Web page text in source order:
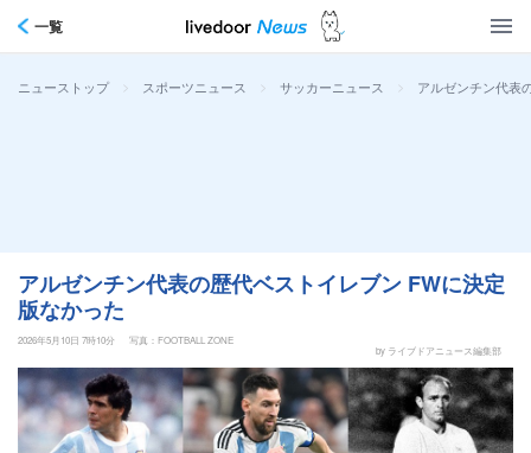
一覧
ニューストップ > スポーツニュース > サッカーニュース > アルゼンチン代表
アルゼンチン代表の歴代ベストイレブン FWに決定
版なかった
2026年5月10日 7時10分
写真：FOOTBALL ZONE
by ライブドアニュース編集部